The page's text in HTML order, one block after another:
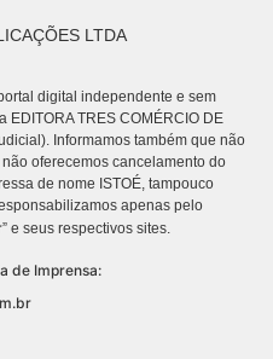
LTDA
digital independente e sem
TRES COMÉRCIO DE
Informamos também que não
oferecemos cancelamento do
de nome ISTOÉ, tampouco
apenas pelo
” e seus respectivos sites.
de Imprensa: